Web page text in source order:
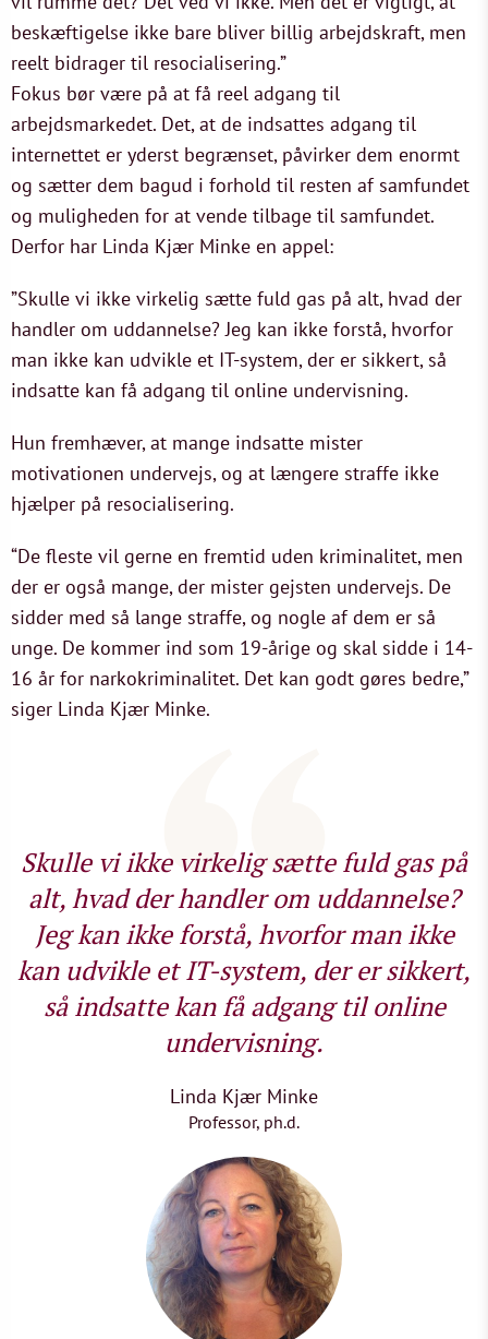
beskæftigelse ikke bare bliver billig arbejdskraft, men
reelt bidrager til resocialisering.”
Fokus bør være på at få reel adgang til
arbejdsmarkedet. Det, at de indsattes adgang til
internettet er yderst begrænset, påvirker dem enormt
og sætter dem bagud i forhold til resten af samfundet
og muligheden for at vende tilbage til samfundet.
Derfor har Linda Kjær Minke en appel:
”Skulle vi ikke virkelig sætte fuld gas på alt, hvad der
handler om uddannelse? Jeg kan ikke forstå, hvorfor
man ikke kan udvikle et IT-system, der er sikkert, så
indsatte kan få adgang til online undervisning.
Hun fremhæver, at mange indsatte mister
motivationen undervejs, og at længere straffe ikke
hjælper på resocialisering.
“De fleste vil gerne en fremtid uden kriminalitet, men
der er også mange, der mister gejsten undervejs. De
sidder med så lange straffe, og nogle af dem er så
unge. De kommer ind som 19-årige og skal sidde i 14-
16 år for narkokriminalitet. Det kan godt gøres bedre,”
siger Linda Kjær Minke.
Skulle vi ikke virkelig sætte fuld gas på
alt, hvad der handler om uddannelse?
Jeg kan ikke forstå, hvorfor man ikke
kan udvikle et IT-system, der er sikkert,
så indsatte kan få adgang til online
undervisning.
Linda Kjær Minke
Professor, ph.d.